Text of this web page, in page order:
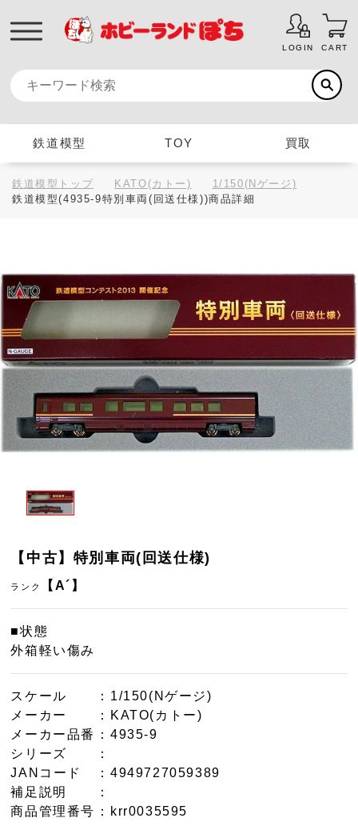
LOGIN CART
鉄道模型 TOY 買取
鉄道模型トップ KATO(カトー)
1/150(Nゲージ)
鉄道模型(4935-9特別車両(回送仕様))商品詳細
【中古】特別車両(回送仕様)
ランク 【A´】
■状態
外箱軽い傷み
スケール
：1/150(Nゲージ)
メーカー
：KATO(カトー)
メーカー品番
：4935-9
シリーズ
：
JANコード
：4949727059389
補足説明
：
商品管理番号 ：krr0035595